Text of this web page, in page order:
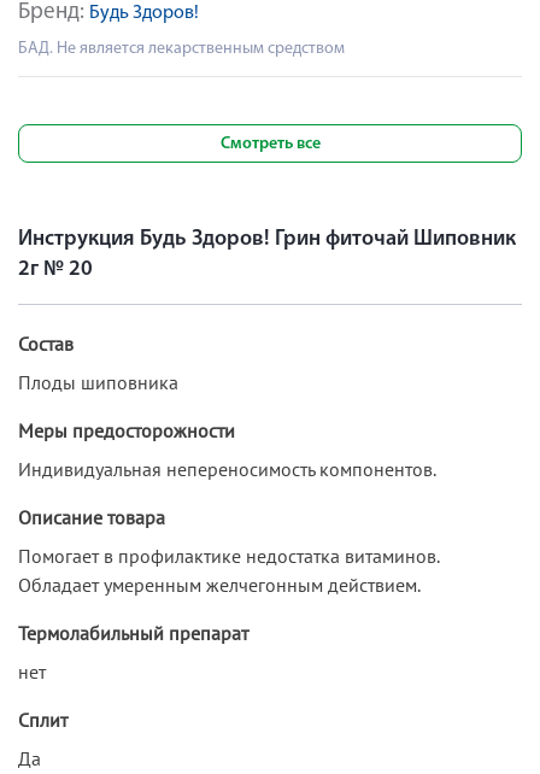
Бренд: Будь Здоров!
БАД. Не является лекарственным средством
Смотреть все
Инструкция Будь Здоров! Грин фиточай Шиповник
2г № 20
Состав
Плоды шиповника
Меры предосторожности
Индивидуальная непереносимость компонентов.
Описание товара
Помогает в профилактике недостатка витаминов.
Обладает умеренным желчегонным действием.
Термолабильный препарат
нет
Сплит
Да